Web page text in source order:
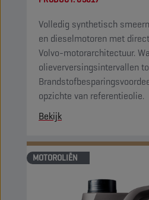
Volledig synthetisch
en dieselmotoren met
Volvo-motorarchitectuur.
olieverversingsintervallen
opzichte van referentieolie.
Bekijk
MOTOROLIËN